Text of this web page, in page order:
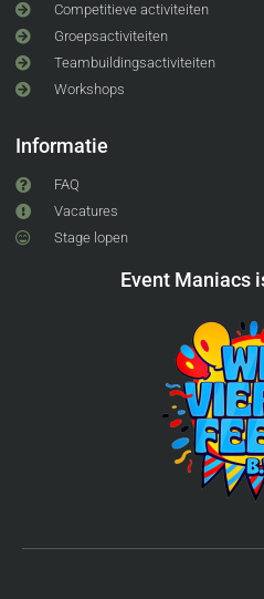
Competitieve activiteiten
Groepsactiviteiten
Teambuildingsactiviteiten
Workshops
Informatie
FAQ
Vacatures
Stage lopen
Event Maniacs